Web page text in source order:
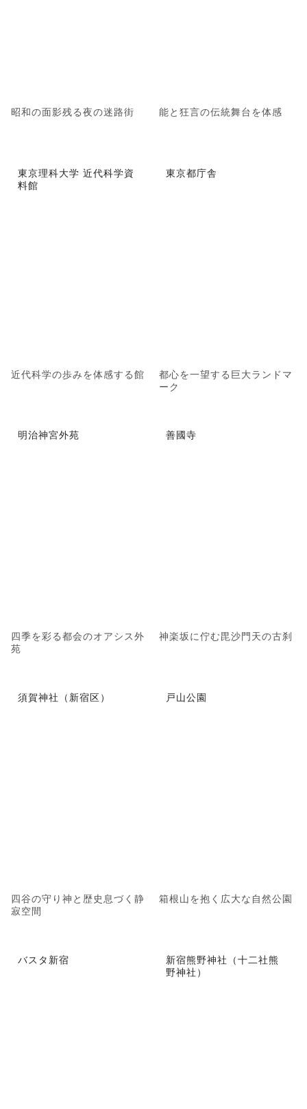
昭和の面影残る夜の迷路街 能と狂言の伝統舞台を体感
東京理科大学 近代科学資
料館
近代科学の歩みを体感する館
東京都庁舎
都心を一望する巨大ランドマ
ーク
明治神宮外苑
四季を彩る都会のオアシス外
苑
善國寺
神楽坂に佇む毘沙門天の古刹
須賀神社（新宿区）
四谷の守り神と歴史息づく静
寂空間
戸山公園
箱根山を抱く広大な自然公園
バスタ新宿
新宿熊野神社（十二社熊
野神社）